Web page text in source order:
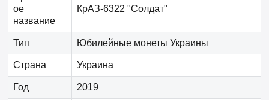
ое
название
КрАЗ-6322 "Солдат"
Тип Юбилейные монеты Украины
Страна Украина
Год 2019